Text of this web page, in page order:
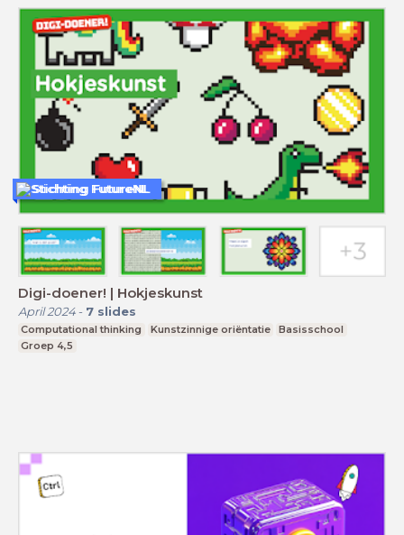
Digi-doener! | Hokjeskunst
April 2024- 7 slides
Computational thinking Kunstzinnige oriëntatie
Basisschool
Groep 4,5
Stichting FutureNL